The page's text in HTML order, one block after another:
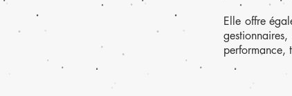
Elle offre
performance,